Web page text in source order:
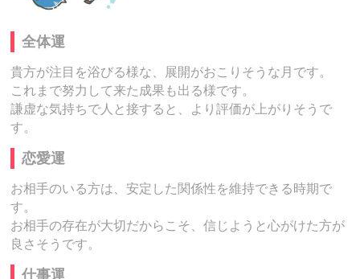
全体運
貴方が注目を浴びる様な、展開がおこりそうな月です。
これまで努力して来た成果も出る様です。
謙虚な気持ちで人と接すると、より評価が上がりそうで
す。
恋愛運
お相手のいる方は、安定した関係性を維持できる時期で
す。
お相手の存在が大切だからこそ、信じようと心がけた方が
良さそうです。
仕事運